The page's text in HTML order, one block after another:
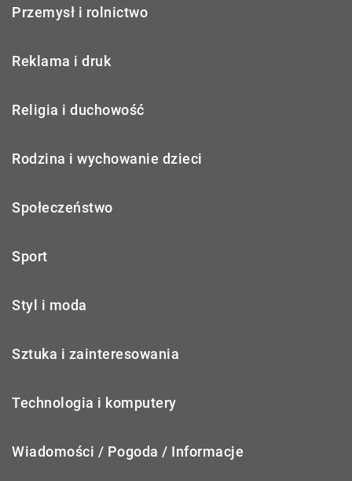
Przemysł i rolnictwo
Reklama i druk
Religia i duchowość
Rodzina i wychowanie dzieci
Społeczeństwo
Sport
Styl i moda
Sztuka i zainteresowania
Technologia i komputery
Wiadomości / Pogoda / Informacje